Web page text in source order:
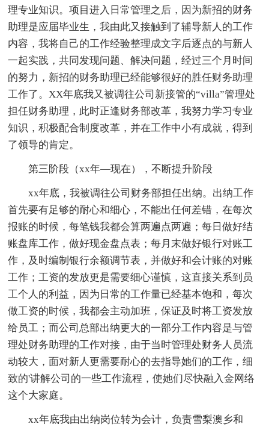
理专业知识。项目进入日常管理之后，因为新招的财务
助理是应届毕业生，我由此又接触到了辅导新人的工作
内容，我将自己的工作经验整理成文字后逐点的与新人
一起实践，共同发现问题、解决问题，经过三个月时间
的努力，新招的财务助理已经能够很好的胜任财务助理
工作了。XX年底我又被调往公司新接管的“villa”管理处
担任财务助理，此时正逢财务部改革，我努力学习专业
知识，积极配合制度改革，并在工作中小有成就，得到
了领导的肯定。
第三阶段（xx年—现在），不断提升阶段
xx年底，我被调往公司财务部担任出纳。出纳工作
首先要有足够的耐心和细心，不能出任何差错，在每次
报账的时候，每笔钱我都会算两遍点两遍；每日做好结
账盘库工作，做好现金盘点表；每月末做好银行对账工
作，及时编制银行余额调节表，并做好和会计账的对账
工作；工资的发放更是需要细心谨慎，这直接关系到员
工个人的利益，因为日常的工作量已经基本饱和，每次
做工资的时候，我都会主动加班，保证及时将工资发放
给员工；而公司总部出纳更大的一部分工作内容是与管
理处财务助理的工作对接，由于当时管理处财务人员流
动较大，面对新人更需要耐心的去指导她们的工作，细
致的'讲解公司的一些工作流程，使她们尽快融入金网络
这个大家庭。
xx年底我由出纳岗位转为会计，负责雪梨澳乡和